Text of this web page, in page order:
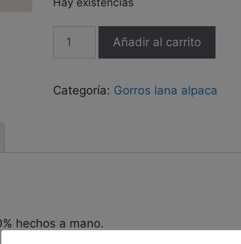
Gorro
Pingüino
Añadir al carrito
Categoría: Gorros lana alpaca
hechos a mano.